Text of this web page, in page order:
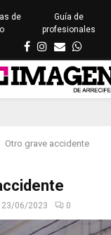
de
Guía de
profesionales
Facebook
Instagram
Email
Otro grave accidente
23/06/2023 0